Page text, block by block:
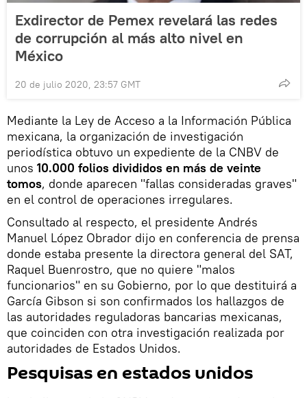
Exdirector de Pemex revelará las redes
de corrupción al más alto nivel en
México
20 de julio 2020, 23:57 GMT
Mediante la Ley de Acceso a la Información Pública
mexicana, la organización de investigación
periodística obtuvo un expediente de la CNBV de
unos 10.000 folios divididos en más de veinte
tomos, donde aparecen "fallas consideradas graves"
en el control de operaciones irregulares.
Consultado al respecto, el presidente Andrés
Manuel López Obrador dijo en conferencia de prensa
donde estaba presente la directora general del SAT,
Raquel Buenrostro, que no quiere "malos
funcionarios" en su Gobierno, por lo que destituirá a
García Gibson si son confirmados los hallazgos de
las autoridades reguladoras bancarias mexicanas,
que coinciden con otra investigación realizada por
autoridades de Estados Unidos.
Pesquisas en estados unidos